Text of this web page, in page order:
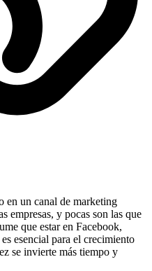
en un canal de marketing
empresas, y pocas son las que
que estar en Facebook,
esencial para el crecimiento
se invierte más tiempo y